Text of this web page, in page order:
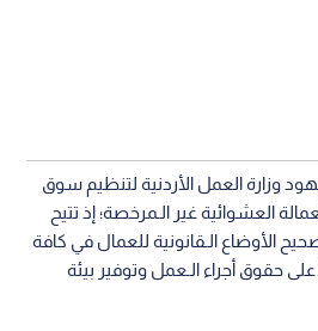
وزارة العمل الأردنية لتنظيم سوق
العشوائية غير الـمرخصة؛ إذ تتيح
الأوضاع الـقانونية للعمال في كافة
حقوق أجراء الـعمل وتوفير بيئة